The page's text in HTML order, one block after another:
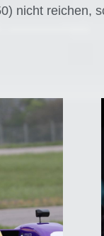
nicht reichen,